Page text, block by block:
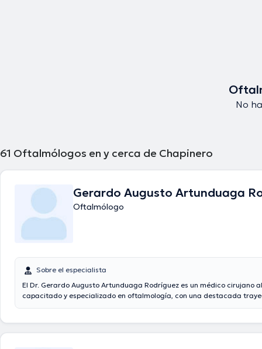
No
61 Oftalmólogos en y cerca de Chapinero
Gerardo Augusto Artunduaga
Oftalmólogo
Sobre el especialista
El Dr. Gerardo Augusto Artunduaga Rodríguez es un médico cirujano
capacitado y especializado en oftalmología, con una destacada